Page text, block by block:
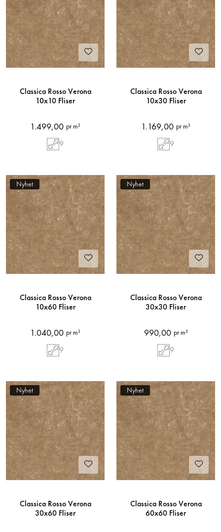
Classica Rosso Verona
10x10 Fliser
1.499,00 pr m²
9
Classica Rosso Verona
10x30 Fliser
1.169,00 pr m²
9
Nyhet
Classica Rosso Verona
10x60 Fliser
1.040,00 pr m²
9
Nyhet
Classica Rosso Verona
30x30 Fliser
990,00 pr m²
9
Nyhet
Classica Rosso Verona
30x60 Fliser
Nyhet
Classica Rosso Verona
60x60 Fliser